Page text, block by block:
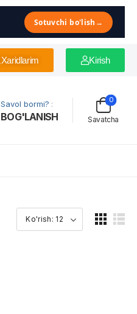
Sotuvchi bo'lish →
Xaridlarim Kirish
Savol bormi? :
BOG'LANISH Savatcha
0